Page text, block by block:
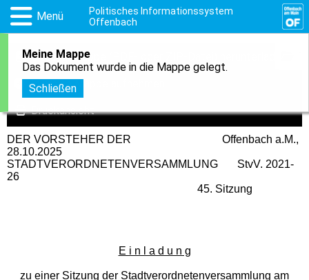
Menü
Politisches Informationssystem
Offenbach
Meine Mappe
Das Dokument wurde in die Mappe gelegt.
Schließen
Sitzungsmappe (PDF- oder ZIP-Datei) herunterladen
In meine Mappe aufnehmen
Druckansicht
DER VORSTEHER DER Offenbach a.M.,
28.10.2025
STADTVERORDNETENVERSAMMLUNG StvV. 2021-
26
45. Sitzung
E i n l a d u n g
zu einer Sitzung der Stadtverordnetenversammlung am